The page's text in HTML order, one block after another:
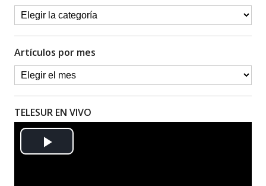
Artículos por mes
TELESUR EN VIVO